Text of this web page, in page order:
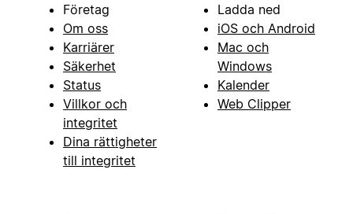
Företag
Om oss
Karriärer
Säkerhet
Status
Villkor och
integritet
Dina rättigheter
till integritet
Ladda ned
iOS och Android
Mac och
Windows
Kalender
Web Clipper